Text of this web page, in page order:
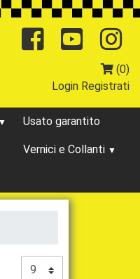
(0)
Login Registrati
Usato garantito
Vernici e Collanti